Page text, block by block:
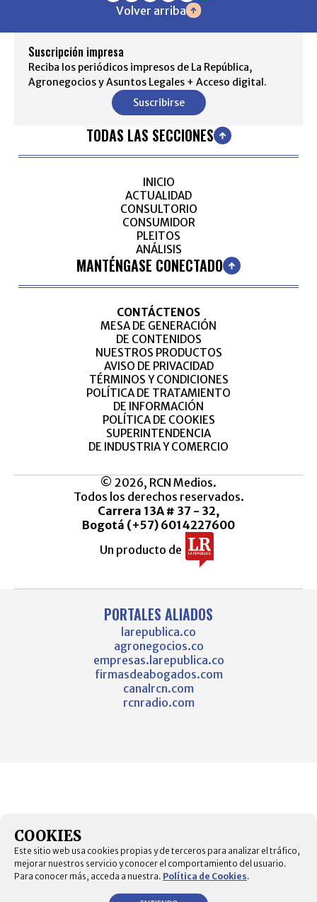
Volver arriba
Suscripción impresa
Reciba los periódicos impresos de La República,
Agronegocios y Asuntos Legales + Acceso digital.
Suscribirse
TODAS LAS SECCIONES
INICIO
ACTUALIDAD
CONSULTORIO
CONSUMIDOR
PLEITOS
ANÁLISIS
MANTÉNGASE CONECTADO
CONTÁCTENOS
MESA DE GENERACIÓN
DE CONTENIDOS
NUESTROS PRODUCTOS
AVISO DE PRIVACIDAD
TÉRMINOS Y CONDICIONES
POLÍTICA DE TRATAMIENTO
DE INFORMACIÓN
POLÍTICA DE COOKIES
SUPERINTENDENCIA
DE INDUSTRIA Y COMERCIO
© 2026, RCN Medios.
Todos los derechos reservados.
Carrera 13A # 37 - 32,
Bogotá (+57) 6014227600
Un producto de
PORTALES ALIADOS
larepublica.co
agronegocios.co
empresas.larepublica.co
firmasdeabogados.com
canalrcn.com
rcnradio.com
COOKIES
Este sitio web usa cookies propias y de terceros para analizar el tráfico,
mejorar nuestros servicio y conocer el comportamiento del usuario.
Para conocer más, acceda a nuestra. Política de Cookies.